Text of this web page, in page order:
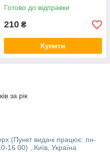
Готово до відправки
210 ₴
Купити
за рік
(Пункт видачі працює: пн-
16 00) , Київ, Україна